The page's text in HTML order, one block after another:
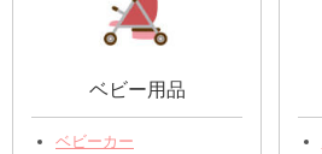
ベビー用品
ベビーカー